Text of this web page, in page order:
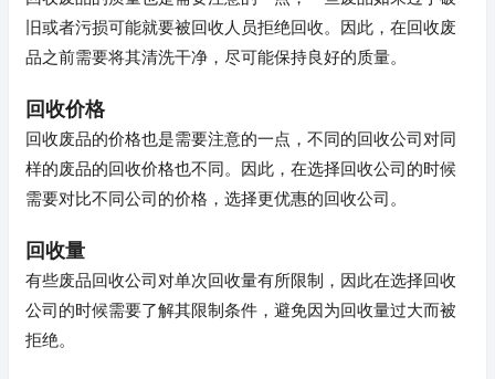
旧或者污损可能就要被回收人员拒绝回收。因此，在回收废
品之前需要将其清洗干净，尽可能保持良好的质量。
回收价格
回收废品的价格也是需要注意的一点，不同的回收公司对同
样的废品的回收价格也不同。因此，在选择回收公司的时候
需要对比不同公司的价格，选择更优惠的回收公司。
回收量
有些废品回收公司对单次回收量有所限制，因此在选择回收
公司的时候需要了解其限制条件，避免因为回收量过大而被
拒绝。